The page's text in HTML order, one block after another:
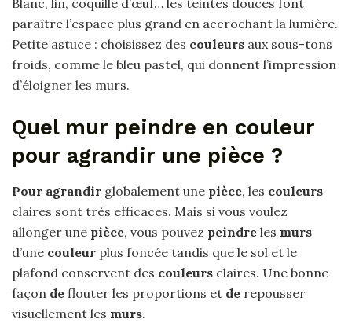
Blanc, lin, coquille d’œuf… les teintes douces font
paraître l’espace plus grand en accrochant la lumière.
Petite astuce : choisissez des couleurs aux sous-tons
froids, comme le bleu pastel, qui donnent l’impression
d’éloigner les murs.
Quel mur peindre en couleur
pour agrandir une pièce ?
Pour agrandir globalement une pièce, les couleurs
claires sont très efficaces. Mais si vous voulez
allonger une pièce, vous pouvez peindre les murs
d’une couleur plus foncée tandis que le sol et le
plafond conservent des couleurs claires. Une bonne
façon de flouter les proportions et de repousser
visuellement les murs.